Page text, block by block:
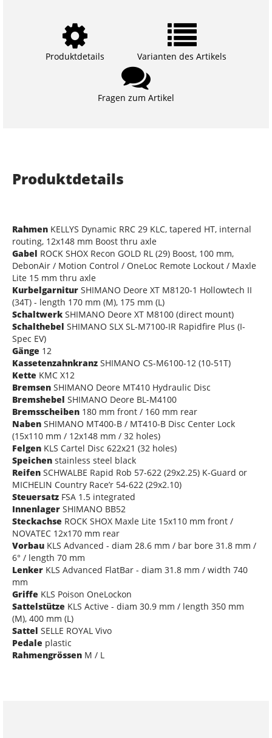
Produktdetails Varianten des Artikels
Fragen zum Artikel
Produktdetails
Rahmen KELLYS Dynamic RRC 29 KLC, tapered HT, internal
routing, 12x148 mm Boost thru axle
Gabel ROCK SHOX Recon GOLD RL (29) Boost, 100 mm,
DebonAir / Motion Control / OneLoc Remote Lockout / Maxle
Lite 15 mm thru axle
Kurbelgarnitur SHIMANO Deore XT M8120-1 Hollowtech II
(34T) - length 170 mm (M), 175 mm (L)
Schaltwerk SHIMANO Deore XT M8100 (direct mount)
Schalthebel SHIMANO SLX SL-M7100-IR Rapidfire Plus (I-
Spec EV)
Gänge 12
Kassetenzahnkranz SHIMANO CS-M6100-12 (10-51T)
Kette KMC X12
Bremsen SHIMANO Deore MT410 Hydraulic Disc
Bremshebel SHIMANO Deore BL-M4100
Bremsscheiben 180 mm front / 160 mm rear
Naben SHIMANO MT400-B / MT410-B Disc Center Lock
(15x110 mm / 12x148 mm / 32 holes)
Felgen KLS Cartel Disc 622x21 (32 holes)
Speichen stainless steel black
Reifen SCHWALBE Rapid Rob 57-622 (29x2.25) K-Guard or
MICHELIN Country Race’r 54-622 (29x2.10)
Steuersatz FSA 1.5 integrated
Innenlager SHIMANO BB52
Steckachse ROCK SHOX Maxle Lite 15x110 mm front /
NOVATEC 12x170 mm rear
Vorbau KLS Advanced - diam 28.6 mm / bar bore 31.8 mm /
6° / length 70 mm
Lenker KLS Advanced FlatBar - diam 31.8 mm / width 740
mm
Griffe KLS Poison OneLockon
Sattelstütze KLS Active - diam 30.9 mm / length 350 mm
(M), 400 mm (L)
Sattel SELLE ROYAL Vivo
Pedale plastic
Rahmengrössen M / L